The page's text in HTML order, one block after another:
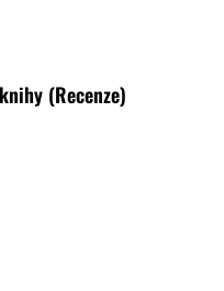
(Recenze)